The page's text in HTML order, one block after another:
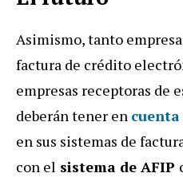
Asimismo, tanto
factura de crédito
empresas receptoras de
deberán tener en cuenta
en sus sistemas de
con el sistema de AFIP